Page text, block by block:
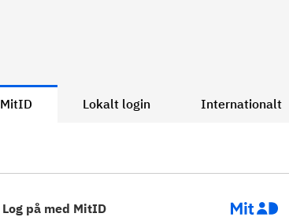
MitID Lokalt login Internationalt
Log på med MitID